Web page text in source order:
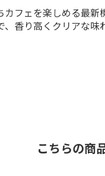
フェを楽しめる最新
香り高くクリアな
こちらの商